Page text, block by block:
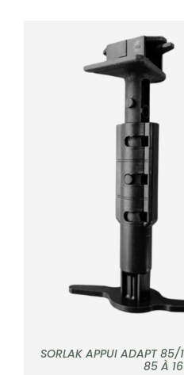
SORLAK APPUI ADAPT 85/
85 À